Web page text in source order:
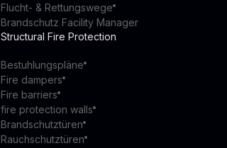
Flucht- & Rettungswege
Brandschutz Facility Manager
Structural Fire Protection
Bestuhlungspläne
Fire dampers
Fire barriers
fire protection walls
Brandschutztüren
Rauchschutztüren